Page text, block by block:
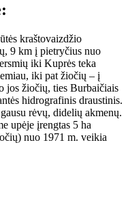
kraštovaizdžio
9 km į pietryčius nuo
iki Kuprės teka
iki pat žiočių – į
jos žiočių, ties Burbaičiais
hidrografinis draustinis.
rėvų, didelių akmenų.
upėje įrengtas 5 ha
nuo 1971 m. veikia